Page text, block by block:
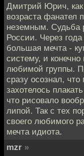
Дмитрий Юрич, как
возраста фанател
неземным. Судьба
России. Через
большая мечта -
систему, и
любимой группы.
сразу осознал,
захотелось
что рисовало
липой. Так с тех
своего любимого
мечта идиота.
mzr »